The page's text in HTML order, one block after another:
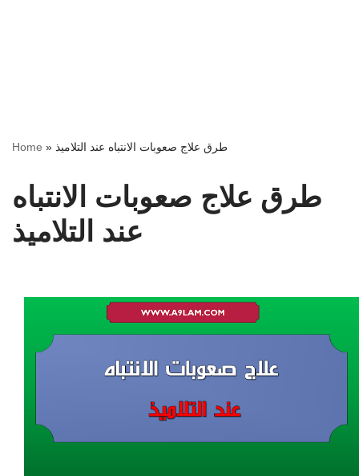
Home » طرق علاج صعوبات الانتباه عند التلاميذ
طرق علاج صعوبات الانتباه
عند التلاميذ